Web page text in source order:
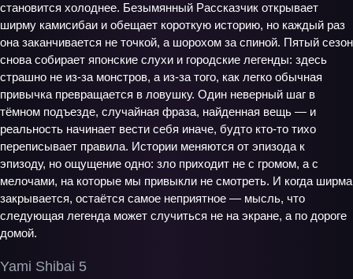
Yami Shibai 5
становится холоднее. Безымянный Рассказчик открывает
ширму камисибаи и обещает короткую историю, но каждый раз
она заканчивается не точкой, а шорохом за спиной. Пятый сезон
снова собирает японские слухи и городские легенды: здесь
страшно не из-за монстров, а из-за того, как легко обычная
привычка превращается в ловушку. Один неверный шаг в
тёмном подъезде, случайная фраза, найденная вещь — и
реальность начинает вести себя иначе, будто кто-то тихо
переписывает правила. Истории меняются от эпизода к
эпизоду, но ощущение одно: зло приходит не с громом, а с
мелочами, на которые мы привыкли не смотреть. И когда ширма
закрывается, остаётся самое неприятное — мысль, что
следующая легенда может случиться не на экране, а по дороге
домой.